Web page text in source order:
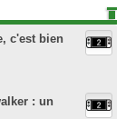
c'est bien
: un